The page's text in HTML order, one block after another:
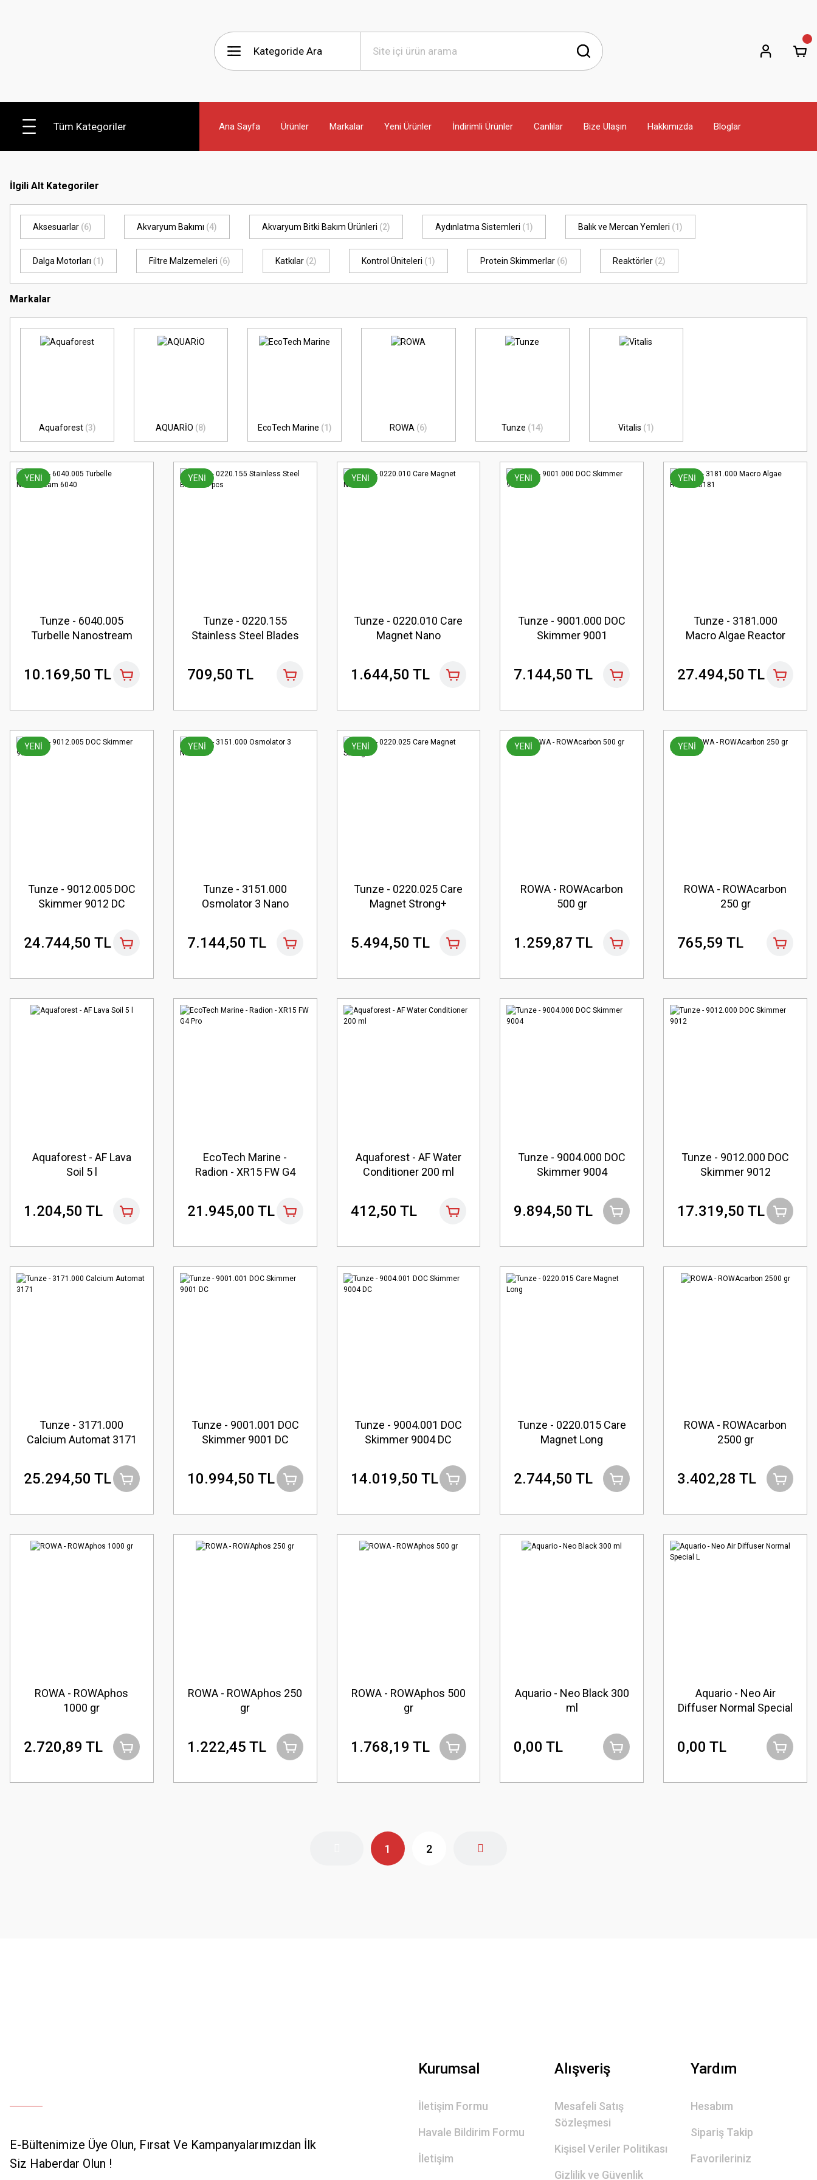
Tüm Kategoriler Ana Sayfa Ürünler Markalar Yeni Ürünler İndirimli Ürünler Canlılar Bize Ulaşın Hakkımızda Bloglar
İlgili Alt Kategoriler
Aksesuarlar (6) Akvaryum Bakımı (4) Akvaryum Bitki Bakım Ürünleri (2) Aydınlatma Sistemleri (1) Balık ve Mercan Yemleri (1)
Dalga Motorları (1) Filtre Malzemeleri (6) Katkılar (2) Kontrol Üniteleri (1) Protein Skimmerlar (6) Reaktörler (2)
Markalar
Aquaforest (3) AQUARİO (8) EcoTech Marine (1) ROWA (6) Tunze (14) Vitalis (1)
YENİ
Tunze - 6040.005
Turbelle Nanostream
10.169,50 TL
YENİ
Tunze - 0220.155
Stainless Steel Blades
709,50 TL
YENİ
Tunze - 0220.010 Care
Magnet Nano
1.644,50 TL
YENİ
Tunze - 9001.000 DOC
Skimmer 9001
7.144,50 TL
YENİ
Tunze - 3181.000
Macro Algae Reactor
27.494,50 TL
YENİ
Tunze - 9012.005 DOC
Skimmer 9012 DC
24.744,50 TL
YENİ
Tunze - 3151.000
Osmolator 3 Nano
7.144,50 TL
YENİ
Tunze - 0220.025 Care
Magnet Strong+
5.494,50 TL
YENİ
ROWA - ROWAcarbon
500 gr
1.259,87 TL
YENİ
ROWA - ROWAcarbon
250 gr
765,59 TL
Aquaforest - AF Lava
Soil 5 l
1.204,50 TL
EcoTech Marine -
Radion - XR15 FW G4
21.945,00 TL
Aquaforest - AF Water
Conditioner 200 ml
412,50 TL
Tunze - 9004.000 DOC
Skimmer 9004
9.894,50 TL
Tunze - 9012.000 DOC
Skimmer 9012
17.319,50 TL
Tunze - 3171.000
Calcium Automat 3171
25.294,50 TL
Tunze - 9001.001 DOC
Skimmer 9001 DC
10.994,50 TL
Tunze - 9004.001 DOC
Skimmer 9004 DC
14.019,50 TL
Tunze - 0220.015 Care
Magnet Long
2.744,50 TL
ROWA - ROWAcarbon
2500 gr
3.402,28 TL
ROWA - ROWAphos
1000 gr
2.720,89 TL
ROWA - ROWAphos 250
gr
1.222,45 TL
ROWA - ROWAphos 500
gr
1.768,19 TL
Aquario - Neo Black 300
ml
0,00 TL
Aquario - Neo Air
Diffuser Normal Special
0,00 TL
1 2
E-Bültenimize Üye Olun, Fırsat Ve Kampanyalarımızdan İlk
Siz Haberdar Olun !
Kurumsal
İletişim Formu
Havale Bildirim Formu
İletişim
Alışveriş
Mesafeli Satış
Sözleşmesi
Kişisel Veriler Politikası
Gizlilik ve Güvenlik
Yardım
Hesabım
Sipariş Takip
Favorileriniz